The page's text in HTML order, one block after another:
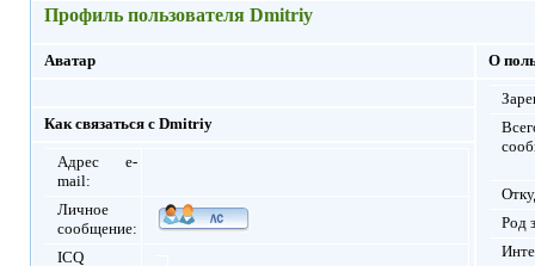
Профиль пользователя Dmitriy
Аватар О
Род
Как связаться с Dmitriy
Адрес e-
mail:
Личное
сообщение:
ICQ